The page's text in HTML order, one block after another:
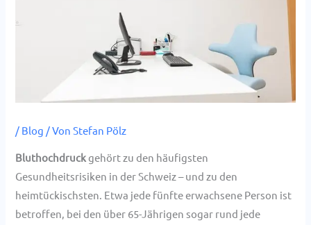
/ Blog / VonStefan Pölz
Bluthochdruckgehört zu den häufigsten
Gesundheitsrisiken in der Schweiz – und zu den
heimtückischsten. Etwa jede fünfte erwachsene Person ist
betroffen, bei den über 65-Jährigen sogar rund jede